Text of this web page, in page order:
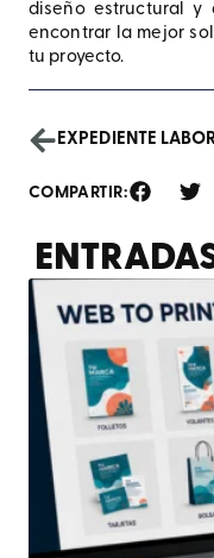
diseño estructural y
encontrar la mejor
tu proyecto.
COMPARTIR: